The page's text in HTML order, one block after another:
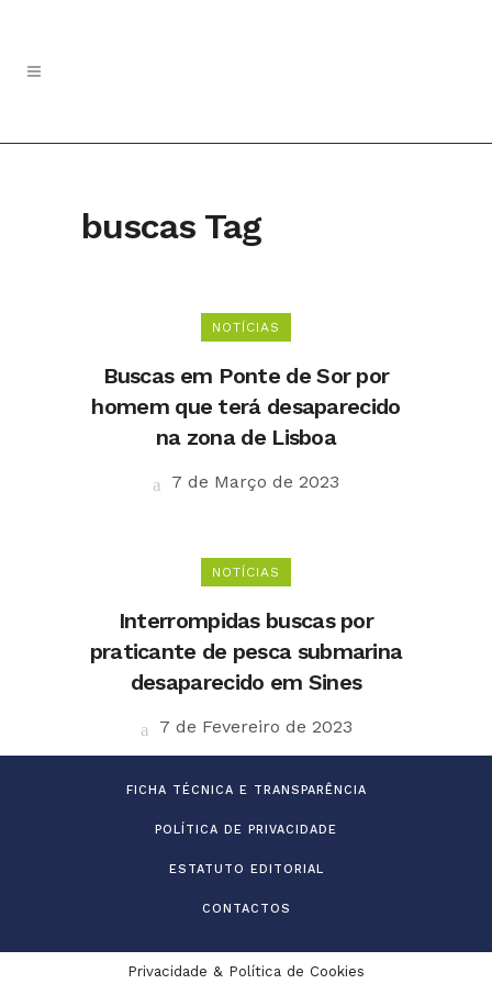
buscas Tag
NOTÍCIAS
Buscas em Ponte de Sor por
homem que terá desaparecido
na zona de Lisboa
7 de Março de 2023
NOTÍCIAS
Interrompidas buscas por
praticante de pesca submarina
desaparecido em Sines
7 de Fevereiro de 2023
FICHA TÉCNICA E TRANSPARÊNCIA
POLÍTICA DE PRIVACIDADE
ESTATUTO EDITORIAL
CONTACTOS
Privacidade & Política de Cookies